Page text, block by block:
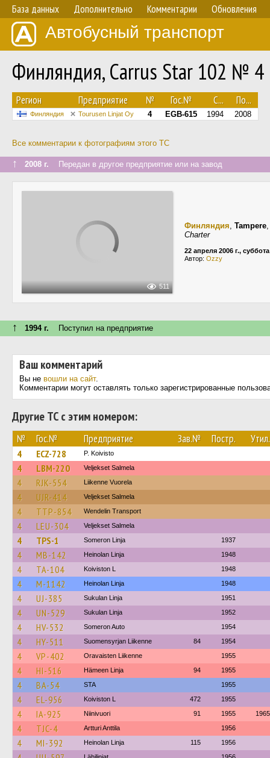
База данных Дополнительно Комментарии Обновления
Автобусный транспорт
Финляндия, Carrus Star 102 № 4
Регион Предприятие № Гос.№ С... По...
Финляндия Tourusen Linjat Oy 4 EGB-615 1994 2008
Все комментарии к фотографиям этого ТС
↑ 2008 г. Передан в другое предприятие или на завод
511
Финляндия, Tampere
Charter
22 апреля 2006 г., суббота
Автор: Ozzy
↑ 1994 г. Поступил на предприятие
Ваш комментарий
Вы не вошли на сайт.
Комментарии могут оставлять только зарегистрированные
Другие ТС с этим номером:
№ Гос.№ Предприятие Зав.№ Постр. Утил.
4 ECZ-728 P. Koivisto
4 LBM-220 Veljekset Salmela
4 RJK-554 Liikenne Vuorela
4 UJR-414 Veljekset Salmela
4 TTP-854 Wendelin Transport
4 LEU-304 Veljekset Salmela
4 TPS-1 Someron Linja 1937
4 MB-142 Heinolan Linja 1948
4 TA-104 Koiviston L 1948
4 M-1142 Heinolan Linja 1948
4 UJ-385 Sukulan Linja 1951
4 UN-529 Sukulan Linja 1952
4 HV-532 Someron Auto 1954
4 HY-511 Suomensyrjan Liikenne 84 1954
4 VP-402 Oravaisten Liikenne 1955
4 HI-516 Hämeen Linja 94 1955
4 BA-54 STA 1955
4 EL-956 Koiviston L 472 1955
4 IA-925 Niinivuori 91 1955 1965
4 TJC-4 Artturi Anttila 1956
4 MI-392 Heinolan Linja 115 1956